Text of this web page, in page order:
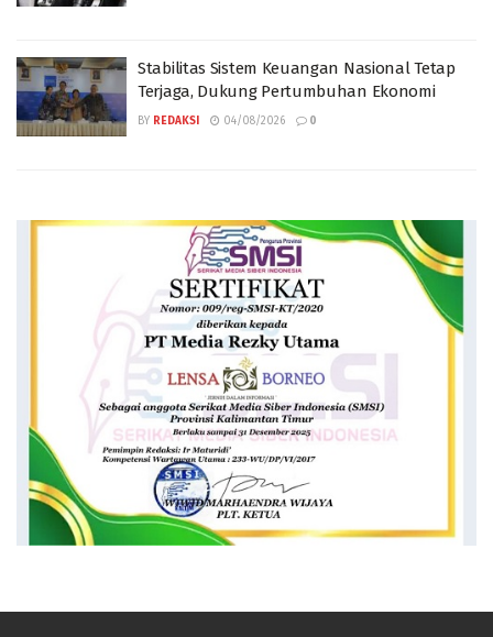
Stabilitas Sistem Keuangan Nasional Tetap
Terjaga, Dukung Pertumbuhan Ekonomi
BY REDAKSI 04/08/2026 0